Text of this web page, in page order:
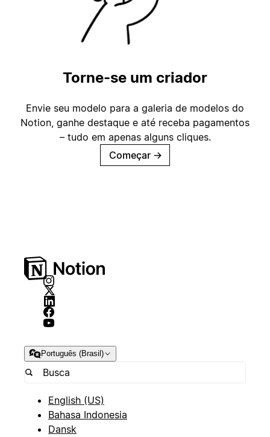
Torne-se um criador
Envie seu modelo para a galeria de modelos do
Notion, ganhe destaque e até receba pagamentos
– tudo em apenas alguns cliques.
Começar →
Português (Brasil)
English (US)
Bahasa Indonesia
Dansk